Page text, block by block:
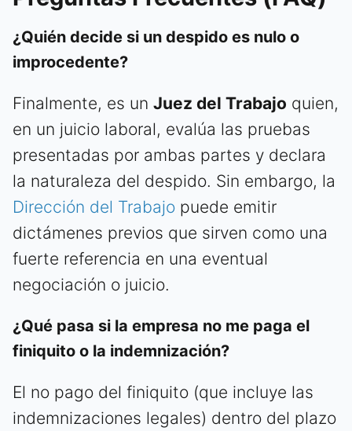
¿Quién decide si un despido es nulo o
improcedente?
Finalmente, es un Juez del Trabajo quien,
en un juicio laboral, evalúa las pruebas
presentadas por ambas partes y declara
la naturaleza del despido. Sin embargo, la
Dirección del Trabajo puede emitir
dictámenes previos que sirven como una
fuerte referencia en una eventual
negociación o juicio.
¿Qué pasa si la empresa no me paga el
finiquito o la indemnización?
El no pago del finiquito (que incluye las
indemnizaciones legales) dentro del plazo